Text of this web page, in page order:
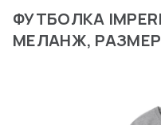
ФУТБОЛКА
МЕЛАНЖ, РАЗМЕР